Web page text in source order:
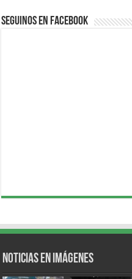
Seguinos en Facebook
Noticias en Imágenes